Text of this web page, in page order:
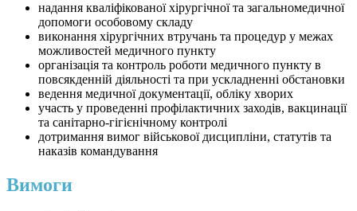
надання кваліфікованої хірургічної та загальномедичної
допомоги особовому складу
виконання хірургічних втручань та процедур у межах
можливостей медичного пункту
організація та контроль роботи медичного пункту в
повсякденній діяльності та при ускладненні обстановки
ведення медичної документації, обліку хворих
участь у проведенні профілактичних заходів, вакцинації
та санітарно-гігієнічному контролі
дотримання вимог військової дисципліни, статутів та
наказів командування
Вимоги